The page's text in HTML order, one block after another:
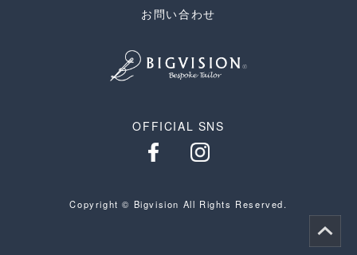
お問い合わせ
OFFICIAL SNS
Copyright © Bigvision All Rights Reserved.